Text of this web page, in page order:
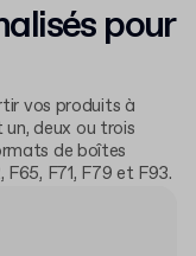
pour
vos produits à
un, deux ou trois
de boîtes
F65, F71, F79 et F93.